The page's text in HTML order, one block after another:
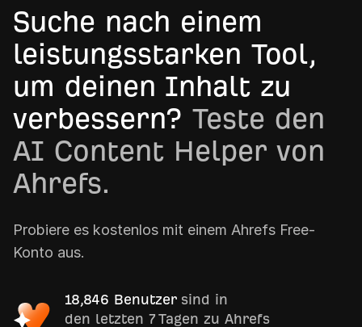
Suche nach einem
leistungsstarken Tool,
um deinen Inhalt zu
verbessern? Teste den
AI Content Helper von
Ahrefs.
Probiere es kostenlos mit einem Ahrefs Free-
Konto aus.
18,846 Benutzer sind in
den letzten 7 Tagen zu Ahrefs